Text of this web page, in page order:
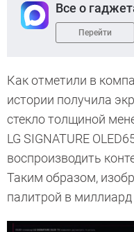
Все о
Перейти
Как отметили в
истории получила
стекло толщиной
LG SIGNATURE
воспроизводить
Таким образом,
палитрой в миллиард